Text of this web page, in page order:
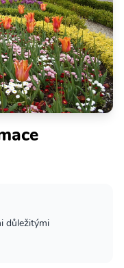
důležitými